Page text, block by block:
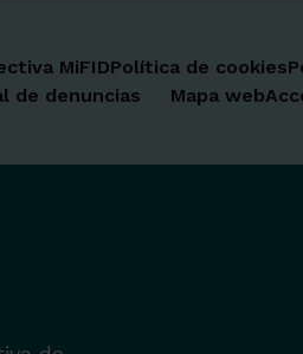
MiFIDPolítica de cookies
de denuncias Mapa web